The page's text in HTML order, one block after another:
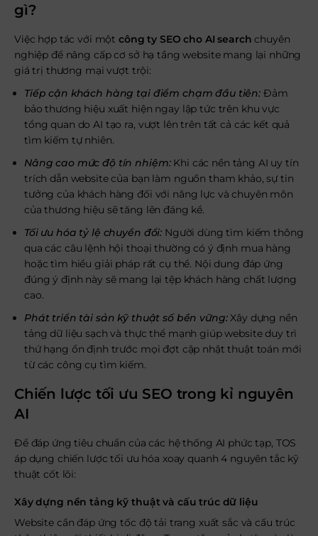
gì?
Việc hợp tác với mộtcông ty SEO cho AI search chuyên
nghiệp để nâng cấp cơ sở hạ tầng website mang lại những
giá trị thương mại vượt trội:
Tiếp cận khách hàng tại điểm chạm đầu tiên:Đảm
bảo thương hiệu xuất hiện ngay lập tức trên khu vực
tổng quan do AI tạo ra, vượt lên trên tất cả các kết quả
tìm kiếm tự nhiên.
Nâng cao mức độ tín nhiệm:Khi các nền tảng AI uy tín
trích dẫn website của bạn làm nguồn tham khảo, sự tin
tưởng của khách hàng đối với năng lực và chuyên môn
của thương hiệu sẽ tăng lên đáng kể.
Tối ưu hóa tỷ lệ chuyển đổi: Người dùng tìm kiếm thông
qua các câu lệnh hội thoại thường có ý định mua hàng
hoặc tìm hiểu giải pháp rất cụ thể. Nội dung đáp ứng
đúng ý định này sẽ mang lại tệp khách hàng chất lượng
cao.
Phát triển tài sản kỹ thuật số bền vững:Xây dựng nền
tảng dữ liệu sạch và thực thể mạnh giúp website duy trì
thứ hạng ổn định trước mọi đợt cập nhật thuật toán mới
từ các công cụ tìm kiếm.
Chiến lược tối ưu SEO trong kỉ nguyên
AI
Để đáp ứng tiêu chuẩn của các hệ thống AI phức tạp, TOS
áp dụng chiến lược tối ưu hóa xoay quanh 4 nguyên tắc kỹ
thuật cốt lõi:
Xây dựng nền tảng kỹ thuật và cấu trúc dữ liệu
Website cần đáp ứng tốc độ tải trang xuất sắc và cấu trúc